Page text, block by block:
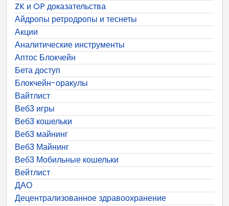
ZK и OP доказательства
Айдропы ретродропы и теснеты
Акции
Аналитические инструменты
Аптос Блокчейн
Бета доступ
Блокчейн-оракулы
Вайтлист
Веб3 игры
Веб3 кошельки
Веб3 майнинг
Веб3 Майнинг
Веб3 Мобильные кошельки
Вейтлист
ДАО
Децентрализованное здравоохранение